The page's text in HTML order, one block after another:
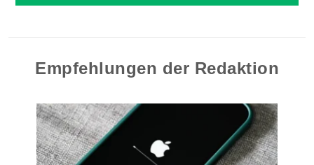
Empfehlungen der Redaktion